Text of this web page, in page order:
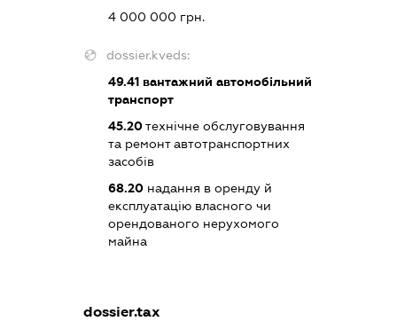
4 000 000 грн.
dossier.kveds:
49.41вантажний автомобільний
транспорт
45.20технічне обслуговування
та ремонт автотранспортних
засобів
68.20надання в оренду й
експлуатацію власного чи
орендованого нерухомого
майна
dossier.tax